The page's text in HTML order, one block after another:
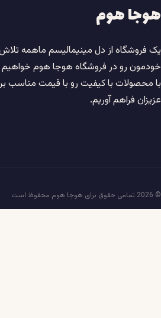
هوجا هوم
یک فروشگاه از دل مینیمالیسم ماهمه
خودمون رو در فروشگاه هوجا هوم خواهیم
با محصولات با کیفیت رو با قیمت مناسب
عزیزان فراهم آوریم.
© 2026 تمامی حقوق برای هوجا هوم محفوظ است